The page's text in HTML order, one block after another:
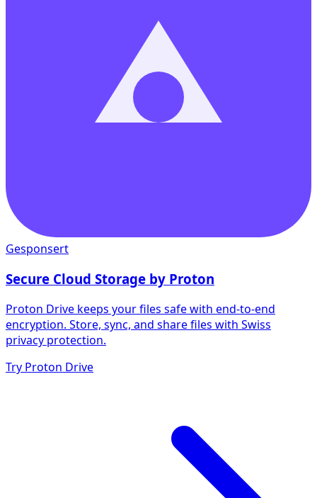
Gesponsert
Secure Cloud Storage by Proton
Proton Drive keeps your files safe with end-to-end
encryption. Store, sync, and share files with Swiss
privacy protection.
Try Proton Drive